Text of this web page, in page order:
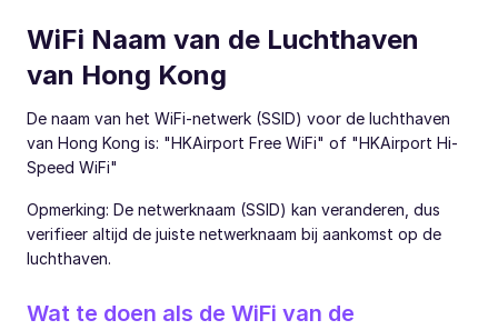
WiFi Naam van de Luchthaven
van Hong Kong
De naam van het WiFi-netwerk (SSID) voor de luchthaven
van Hong Kong is: "HKAirport Free WiFi" of "HKAirport Hi-
Speed WiFi"
Opmerking: De netwerknaam (SSID) kan veranderen, dus
verifieer altijd de juiste netwerknaam bij aankomst op de
luchthaven.
Wat te doen als de WiFi van de